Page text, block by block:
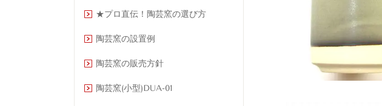
★プロ直伝！陶芸窯の選び方
陶芸窯の設置例
陶芸窯の販売方針
陶芸窯(小型)DUA-01